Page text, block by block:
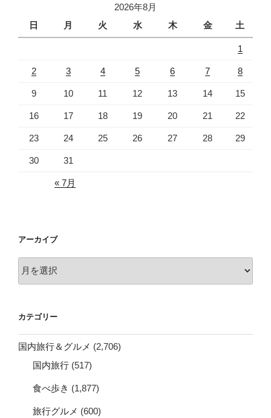
2026年8月
日
月 火 水 木 金 土
1
2 3 4 5 6 7 8
9 10 11 12 13 14 15
16 17 18 19 20 21 22
23 24 25 26 27 28 29
30 31
« 7月
アーカイブ
ー
ブ
カテゴリー
国内旅行＆グルメ (2,706)
国内旅行 (517)
食べ歩き (1,877)
旅行グルメ (600)